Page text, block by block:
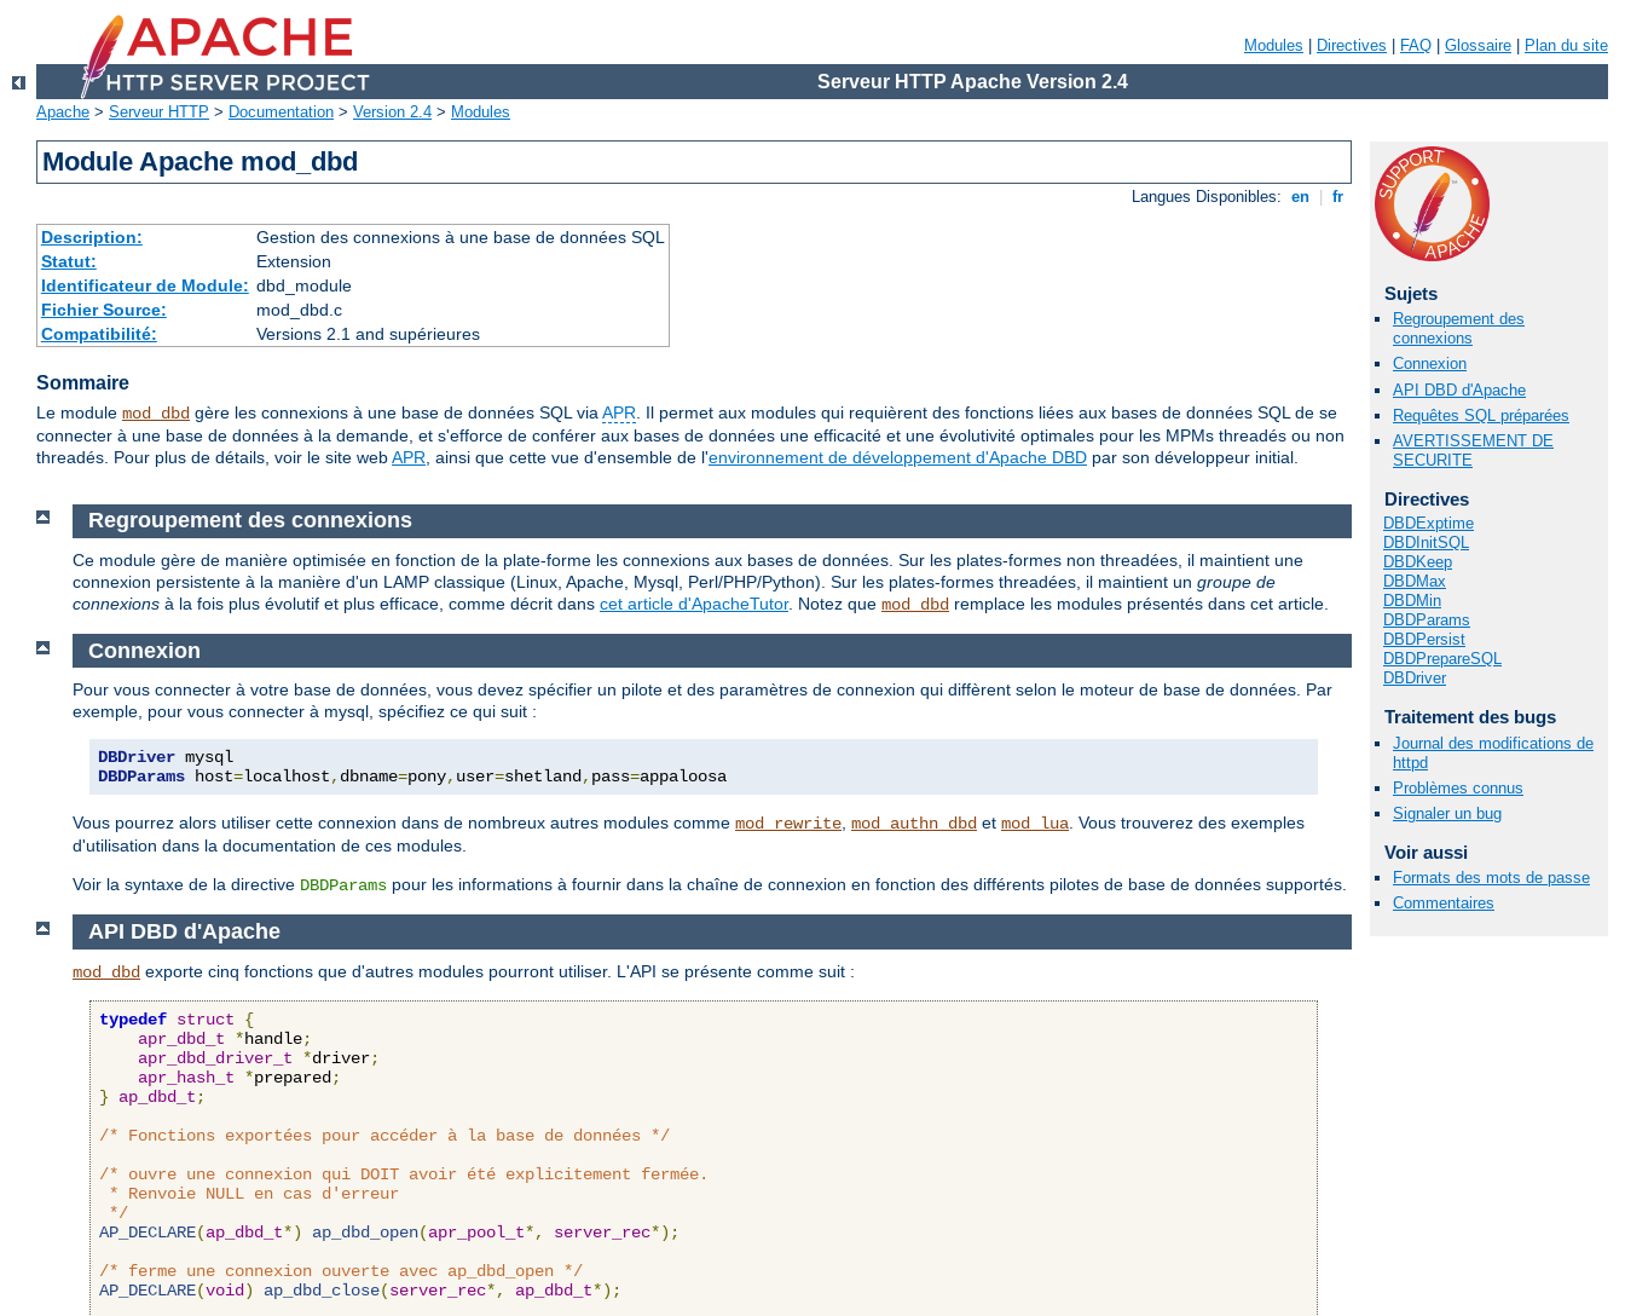
Modules Directives FAQ Glossaire Plan du site
Serveur HTTP Apache Version 2.4
Apache > Serveur HTTP > Documentation > Version 2.4 > Modules
Module Apache mod_dbd
Langues Disponibles: en fr
Description:
Gestion des connexions à une base de données SQL
Statut:
Extension
Identificateur de Module: dbd_module
Fichier Source:
mod_dbd.c
Compatibilité:
Versions 2.1 and supérieures
Sommaire
Le module mod_dbd gère les connexions à une base de données SQL viaAPR. Il permet aux modules qui requièrent des fonctions liées aux bases de données SQL de se
connecter à une base de données à la demande, et s'efforce de conférer aux bases de données une efficacité et une évolutivité optimales pour les MPMs threadés ou non
threadés. Pour plus de détails, voir le site webAPR, ainsi que cette vue d'ensemble de l'environnement de développement d'Apache DBD par son développeur initial.
Sujets
Regroupement des
connexions
Connexion
API DBD d'Apache
Requêtes SQL préparées
AVERTISSEMENT DE
SECURITE
Directives
DBDExptime
DBDInitSQL
DBDKeep
DBDMax
DBDMin
DBDParams
DBDPersist
DBDPrepareSQL
DBDriver
Traitement des bugs
Journal des modifications de
httpd
Problèmes connus
Signaler un bug
Voir aussi
Formats des mots de passe
Commentaires
Regroupement des connexions
Ce module gère de manière optimisée en fonction de la plate-forme les connexions aux bases de données. Sur les plates-formes non threadées, il maintient une
connexion persistente à la manière d'un LAMP classique (Linux, Apache, Mysql, Perl/PHP/Python). Sur les plates-formes threadées, il maintient un groupe de
connexions à la fois plus évolutif et plus efficace, comme décrit dans cet article d'ApacheTutor. Notez que mod_dbd remplace les modules présentés dans cet article.
Connexion
Pour vous connecter à votre base de données, vous devez spécifier un pilote et des paramètres de connexion qui diffèrent selon le moteur de base de données. Par
exemple, pour vous connecter à mysql, spécifiez ce qui suit :
DBDriver
DBDParams host=localhost, dbname=pony, user=shetland, pass=appaloosa
Vous pourrez alors utiliser cette connexion dans de nombreux autres modules comme mod_rewrite, mod_authn_dbd et mod_lua. Vous trouverez des exemples
d'utilisation dans la documentation de ces modules.
Voir la syntaxe de la directive DBDParams pour les informations à fournir dans la chaîne de connexion en fonction des différents pilotes de base de données supportés.
API DBD d'Apache
mod_dbd exporte cinq fonctions que d'autres modules pourront utiliser. L'API se présente comme suit :
typedef struct
{
apr_dbd_t
*handle;
apr_dbd_driver_t
*driver;
apr_hash_t
*prepared ;
}
ap_dbd_t ;
/* Fonctions exportées pour accéder à la base de données */
/* ouvre une connexion qui DOIT avoir été explicitement fermée.
* Renvoie NULL en cas d'erreur
*/
AP_DECLARE(ap_dbd_t*) ap_dbd_open(apr_pool_t*, server_rec*);
/* ferme une connexion ouverte avec ap_dbd_open */
AP_DECLARE(void ) ap_dbd_close(server_rec*, ap_dbd_t*);